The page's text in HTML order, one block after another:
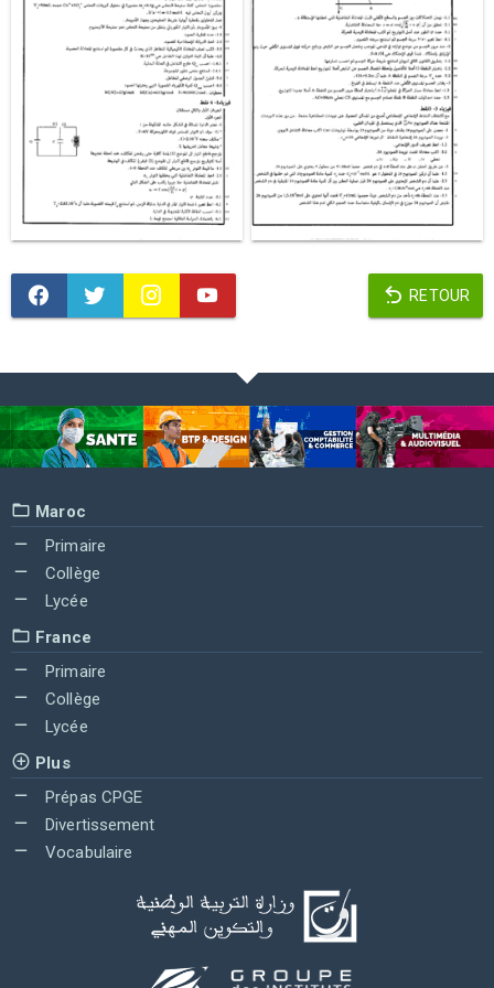
RETOUR
Maroc
Primaire
Collège
Lycée
France
Primaire
Collège
Lycée
Plus
Prépas CPGE
Divertissement
Vocabulaire